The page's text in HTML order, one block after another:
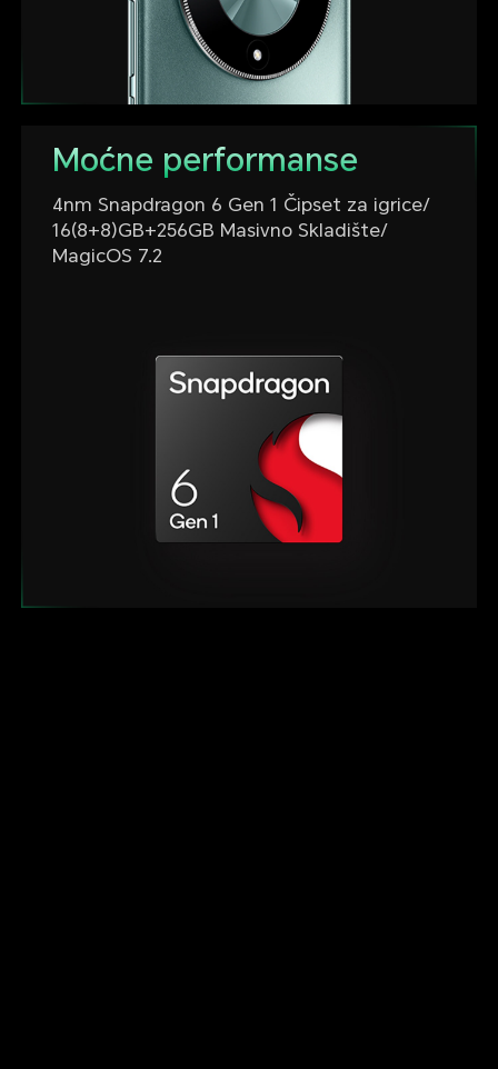
Moćne performanse
4nm Snapdragon 6 Gen 1 Čipset za igrice/
16(8+8)GB+256GB Masivno Skladište/
MagicOS 7.2